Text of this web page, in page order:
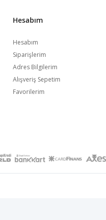
Hesabım
Hesabım
Siparişlerim
Adres Bilgilerim
Alışveriş Sepetim
Favorilerim